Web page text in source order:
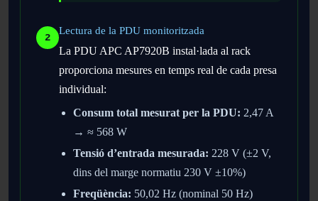
2
Lectura de la PDU monitoritzada
La PDU APC AP7920B instal·lada al rack
proporciona mesures en temps real de cada presa
individual:
Consum total mesurat per la PDU: 2,47 A
→ ≈ 568 W
Tensió d’entrada mesurada: 228 V (±2 V,
dins del marge normatiu 230 V ±10%)
Freqüència: 50,02 Hz (nominal 50 Hz)